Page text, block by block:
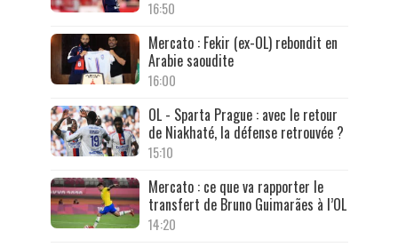
16:50
Mercato : Fekir (ex-OL) rebondit en
Arabie saoudite
16:00
OL - Sparta Prague : avec le retour
de Niakhaté, la défense retrouvée ?
15:10
Mercato : ce que va rapporter le
transfert de Bruno Guimarães à l’OL
14:20